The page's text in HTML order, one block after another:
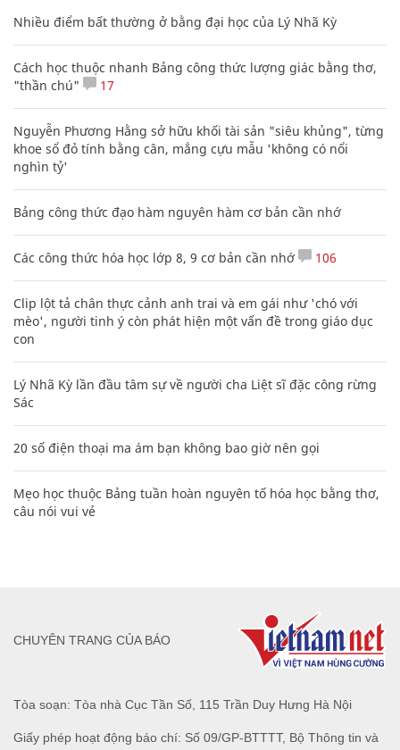
Nhiều điểm bất thường ở bằng đại học của Lý Nhã Kỳ
Cách học thuộc nhanh Bảng công thức lượng giác bằng thơ,
"thần chú"
17
Nguyễn Phương Hằng sở hữu khối tài sản "siêu khủng", từng
khoe sổ đỏ tính bằng cân, mắng cựu mẫu 'không có nổi
nghìn tỷ'
Bảng công thức đạo hàm nguyên hàm cơ bản cần nhớ
Các công thức hóa học lớp 8, 9 cơ bản cần nhớ 106
Clip lột tả chân thực cảnh anh trai và em gái như 'chó với
mèo', người tinh ý còn phát hiện một vấn đề trong giáo dục
con
Lý Nhã Kỳ lần đầu tâm sự về người cha Liệt sĩ đặc công rừng
Sác
20 số điện thoại ma ám bạn không bao giờ nên gọi
Mẹo học thuộc Bảng tuần hoàn nguyên tố hóa học bằng thơ,
câu nói vui vẻ
Tòa soạn: Tòa nhà Cục Tần Số, 115 Trần Duy Hưng Hà Nội
Giấy phép hoạt động báo chí: Số 09/GP-BTTTT, Bộ Thông tin và
CHUYÊN TRANG CỦA BÁO